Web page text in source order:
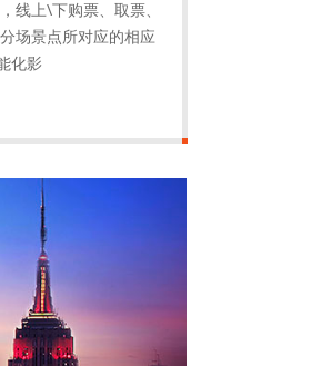
线上\下购票、取票、
场景点所对应的相应
化影